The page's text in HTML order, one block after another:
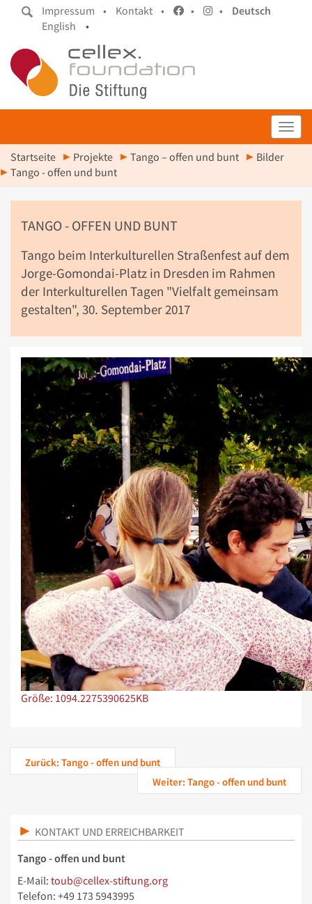
Impressum • Kontakt • • •
Deutsch
English
•
Startseite Projekte Tango – offen und bunt
Bilder
Tango - offen und bunt
TANGO - OFFEN UND BUNT
Tango beim Interkulturellen Straßenfest auf dem
Jorge-Gomondai-Platz in Dresden im Rahmen
der Interkulturellen Tagen "Vielfalt gemeinsam
gestalten", 30. September 2017
Zeige Bild in voller Größe…
Größe: 1094.2275390625KB
Zurück: Tango - offen und bunt
Weiter: Tango - offen und bunt
KONTAKT UND ERREICHBARKEIT
Tango - offen und bunt
E-Mail: toub@cellex-stiftung.org
Telefon: +49 173 5943995